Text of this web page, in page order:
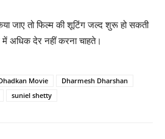
जाए तो फिल्‍म की शूटिंग जल्‍द शुरू हो सकती
में अधिक देर नहीं करना चाहते।
Movie
Dharmesh Dharshan
suniel shetty